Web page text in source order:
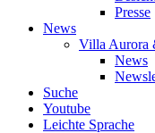
Presse
News
Villa Aurora
News
Suche
Youtube
Leichte Sprache